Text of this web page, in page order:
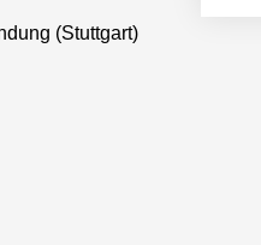
Next
(Stuttgart)